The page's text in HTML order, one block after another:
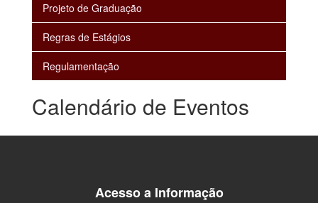
Projeto de Graduação
Regras de Estágios
Regulamentação
Calendário de Eventos
Acesso a Informação